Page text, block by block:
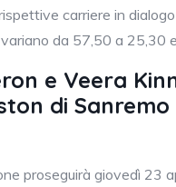
carriere in
da 57,50 a 25,30
e Veera
di Sanremo
proseguirà giovedì 23